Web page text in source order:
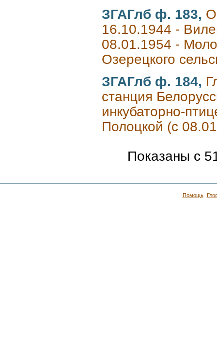
ЗГАГлб ф. 183,
16.10.1944 -
08.01.1954 -
Озерецкого
ЗГАГлб ф. 184,
станция
инкубаторно-
Полоцкой (с
Показаны с
Помощь